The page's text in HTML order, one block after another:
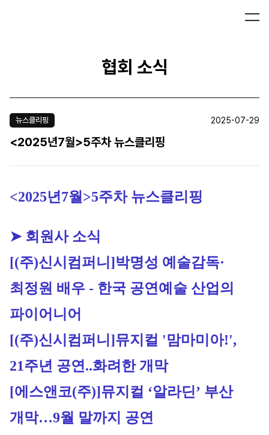
협회 소식
뉴스클리핑 2025-07-29
<2025년7월>5주차 뉴스클리핑
<2025년7월>5주차 뉴스클리핑
➤ 회원사 소식
[(주)신시컴퍼니]박명성 예술감독·
최정원 배우 - 한국 공연예술 산업의
파이어니어
[(주)신시컴퍼니]뮤지컬 '맘마미아!',
21주년 공연..화려한 개막
[에스앤코(주)]뮤지컬 ‘알라딘’ 부산
개막…9월 말까지 공연